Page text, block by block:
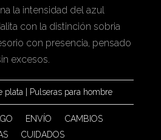
la intensidad del azul
con la distinción sobria
con presencia, pensado
excesos.
plata Pulseras para hombre
ENVÍO
CAMBIOS
CUIDADOS